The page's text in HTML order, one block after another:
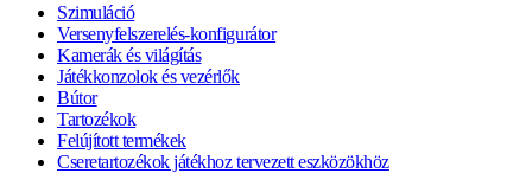
Szimuláció
Versenyfelszerelés-konfigurátor
Kamerák és világítás
Játékkonzolok és vezérlők
Bútor
Tartozékok
Felújított termékek
Cseretartozékok játékhoz tervezett eszközökhöz